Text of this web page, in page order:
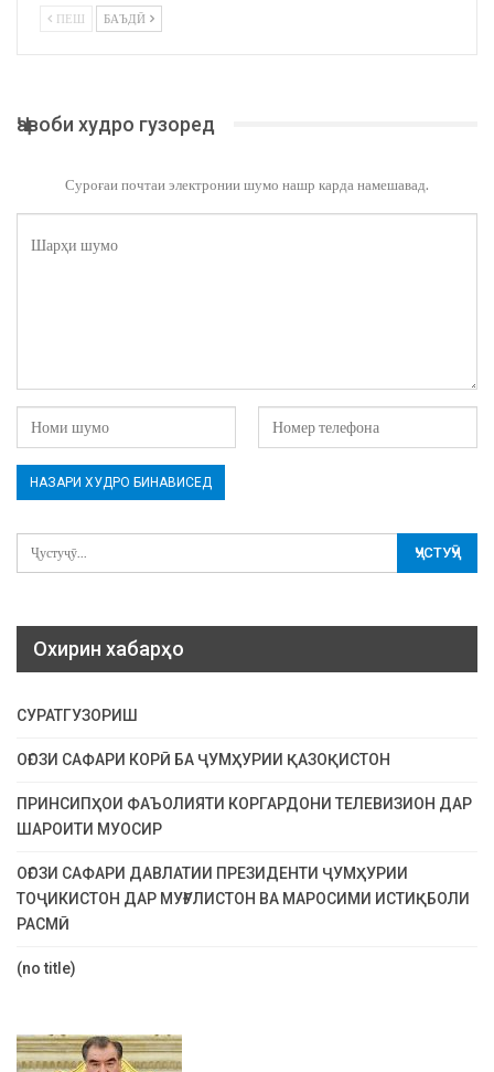
ПЕШ БАЪДӢ
Ҷавоби худро гузоред
Суроғаи почтаи электронии шумо нашр карда намешавад.
Охирин хабарҳо
СУРАТГУЗОРИШ
ОҒОЗИ САФАРИ КОРӢ БА ҶУМҲУРИИ ҚАЗОҚИСТОН
ПРИНСИПҲОИ ФАЪОЛИЯТИ КОРГАРДОНИ ТЕЛЕВИЗИОН ДАР
ШАРОИТИ МУОСИР
ОҒОЗИ САФАРИ ДАВЛАТИИ ПРЕЗИДЕНТИ ҶУМҲУРИИ
ТОҶИКИСТОН ДАР МУҒУЛИСТОН ВА МАРОСИМИ ИСТИҚБОЛИ
РАСМӢ
(no title)